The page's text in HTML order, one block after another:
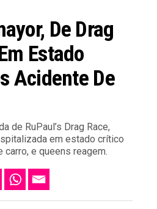
De Drag
Estado
Acidente De
de RuPaul’s Drag Race,
em estado crítico
e queens reagem.